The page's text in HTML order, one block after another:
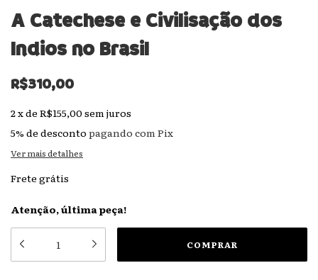
A Catechese e Civilisação dos
Indios no Brasil
R$310,00
2xde R$155,00 sem juros
5% de desconto pagando com Pix
Ver mais detalhes
Frete grátis
Atenção, última peça!